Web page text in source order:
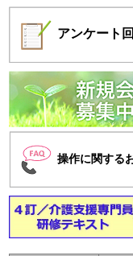
アンケート
操作に関する